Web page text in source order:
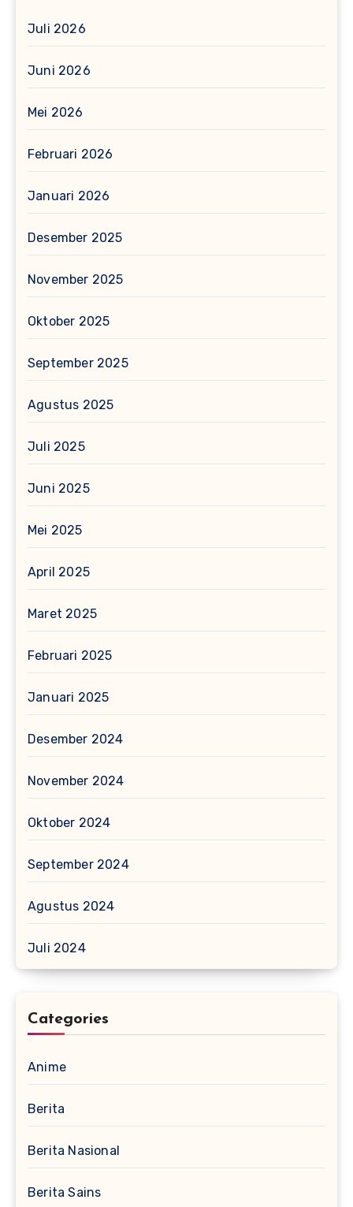
Juli 2026
Juni 2026
Mei 2026
Februari 2026
Januari 2026
Desember 2025
November 2025
Oktober 2025
September 2025
Agustus 2025
Juli 2025
Juni 2025
Mei 2025
April 2025
Maret 2025
Februari 2025
Januari 2025
Desember 2024
November 2024
Oktober 2024
September 2024
Agustus 2024
Juli 2024
Categories
Anime
Berita
Berita Nasional
Berita Sains